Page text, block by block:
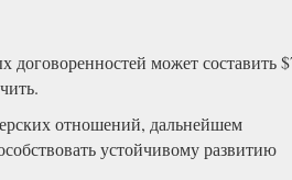
может составить
отношений, дальнейшем
устойчивому развитию